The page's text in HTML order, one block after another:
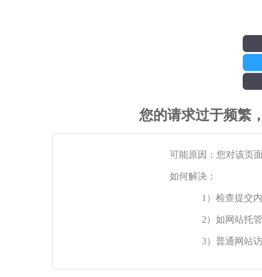
您的请求过于频繁
可能原因：您对该页
如何解决：
1）检查提交
2）如网站托
3）普通网站